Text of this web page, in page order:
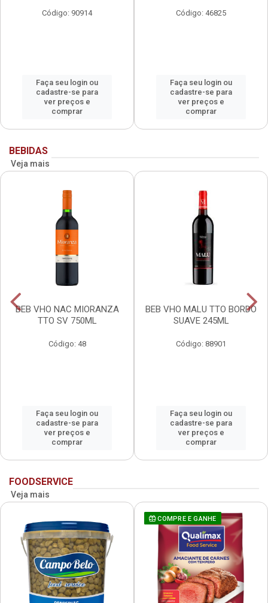
Código: 90914
Faça seu login ou
cadastre-se para
ver preços e
comprar
Código: 46825
Faça seu login ou
cadastre-se para
ver preços e
comprar
BEBIDAS
Veja mais
BEB VHO NAC MIORANZA
TTO SV 750ML
Código: 48
Faça seu login ou
cadastre-se para
ver preços e
comprar
BEB VHO MALU TTO BORDO
SUAVE 245ML
Código: 88901
Faça seu login ou
cadastre-se para
ver preços e
comprar
FOODSERVICE
Veja mais
COMPRE E GANHE